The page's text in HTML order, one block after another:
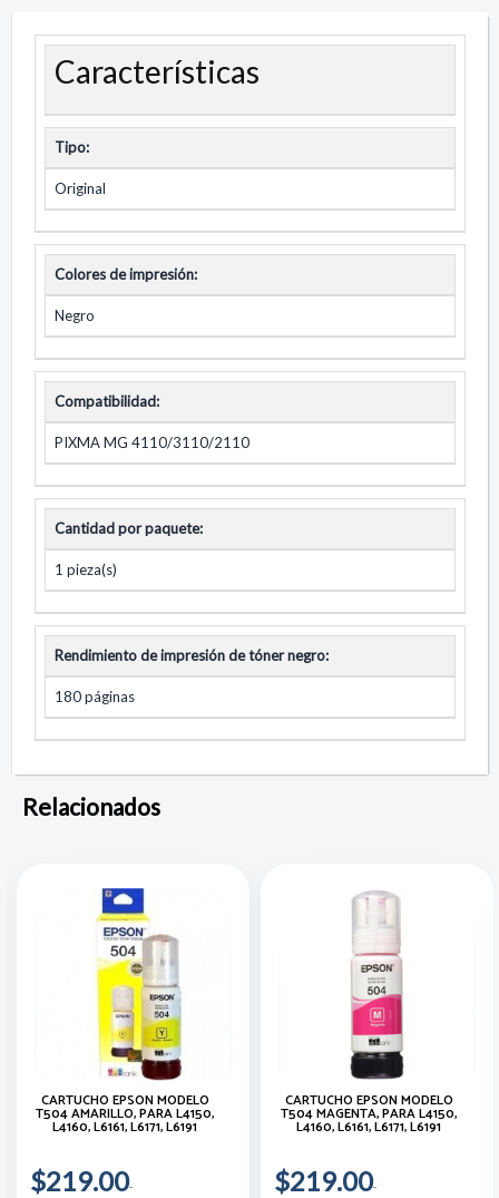
Características
Tipo:
Original
Colores de impresión:
Negro
Compatibilidad:
PIXMA MG 4110/3110/2110
Cantidad por paquete:
1 pieza(s)
Rendimiento de impresión de tóner negro:
180 páginas
Relacionados
CARTUCHO EPSON MODELO
T504 AMARILLO, PARA L4150,
L4160, L6161, L6171, L6191
$219.00
CARTUCHO EPSON MODELO
T504 MAGENTA, PARA L4150,
L4160, L6161, L6171, L6191
$219.00